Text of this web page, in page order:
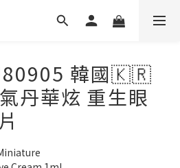
韓國🇰🇷
丹華炫 重生眼